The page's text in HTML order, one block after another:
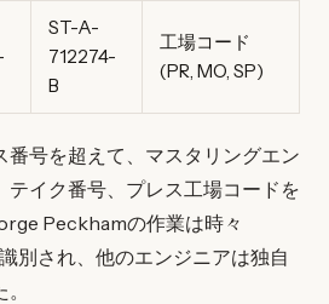
ST-A-
712274-
B
工場コード
(PR, MO, SP)
番号を超えて、マスタリングエン
テイク番号、プレス工場コードを
Peckhamの作業は時々
別され、他のエンジニアは独自